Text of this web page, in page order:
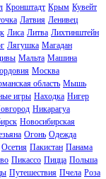
Кронштадт Крым Кувейт
Латвия Ленивец
Лиса Литва Лихтинштейн
Лягушка Магадан
Мальта Машина
Москва
область Мышь
игры Находка Нигер
Никарагуа
Новосибирская
Огонь Одежда
Осетия Пакистан Панама
Пикассо Пицца Польша
Путешествия Пчела Роза